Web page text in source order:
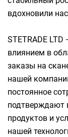
вдохновили
STETRADE
влиянием в
заказы на
нашей
постоянное
подтверждают
продуктов и
нашей